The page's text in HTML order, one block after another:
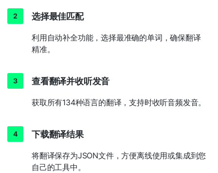
选择最佳匹配
利用自动补全功能，选择最准确的单词，确保翻译
精准。
查看翻译并收听发音
获取所有134种语言的翻译，支持时收听音频发音。
下载翻译结果
将翻译保存为JSON文件，方便离线使用或集成到您
自己的工具中。